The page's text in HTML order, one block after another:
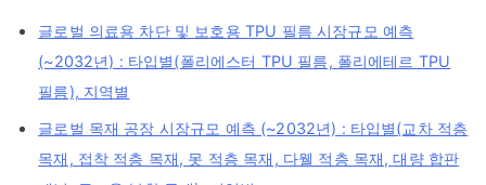
글로벌 의료용 차단 및 보호용 TPU 필름 시장규모 예측
(~2032년) : 타입별(폴리에스터 TPU 필름, 폴리에테르 TPU
필름), 지역별
글로벌 목재 공장 시장규모 예측 (~2032년) : 타입별(교차 적층
목재, 접착 적층 목재, 못 적층 목재, 다웰 적층 목재, 대량 합판